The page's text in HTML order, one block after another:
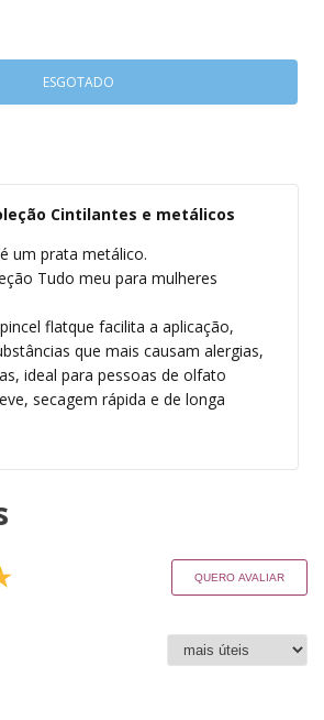
Cintilantes e metálicos
um prata metálico.
Tudo meu para mulheres
flatque facilita a aplicação,
que mais causam alergias,
ideal para pessoas de olfato
secagem rápida e de longa
QUERO AVALIAR